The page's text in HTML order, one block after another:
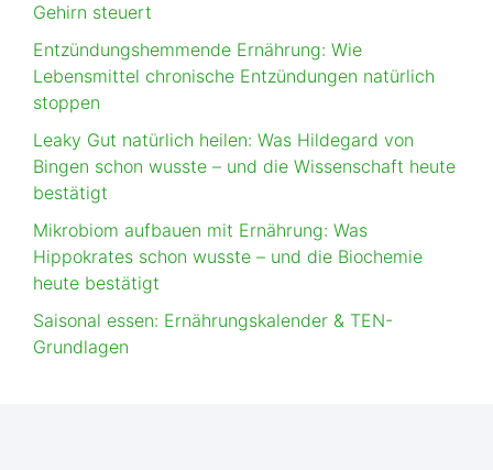
Gehirn steuert
Entzündungshemmende Ernährung: Wie
Lebensmittel chronische Entzündungen natürlich
stoppen
Leaky Gut natürlich heilen: Was Hildegard von
Bingen schon wusste – und die Wissenschaft heute
bestätigt
Mikrobiom aufbauen mit Ernährung: Was
Hippokrates schon wusste – und die Biochemie
heute bestätigt
Saisonal essen: Ernährungskalender & TEN-
Grundlagen